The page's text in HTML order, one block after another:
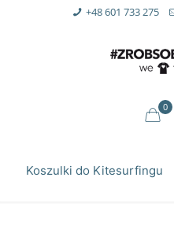
+48 601 733 275
0
Koszulki do Kitesurfingu